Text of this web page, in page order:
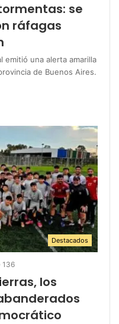
se
ráfagas
emitió una alerta amarilla
de Buenos Aires.
Destacados
136
los